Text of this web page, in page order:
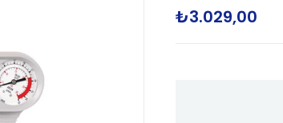
₺3.029,00